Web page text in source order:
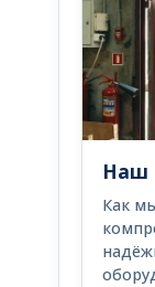
Наш
Как